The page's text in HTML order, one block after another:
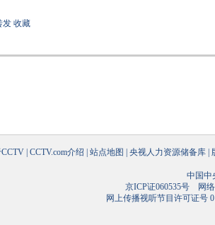
发 收藏
CCTV.com介绍 站点地图 央视人力资源储备库
中国中
京ICP证060535号网络
网上传播视听节目许可证号